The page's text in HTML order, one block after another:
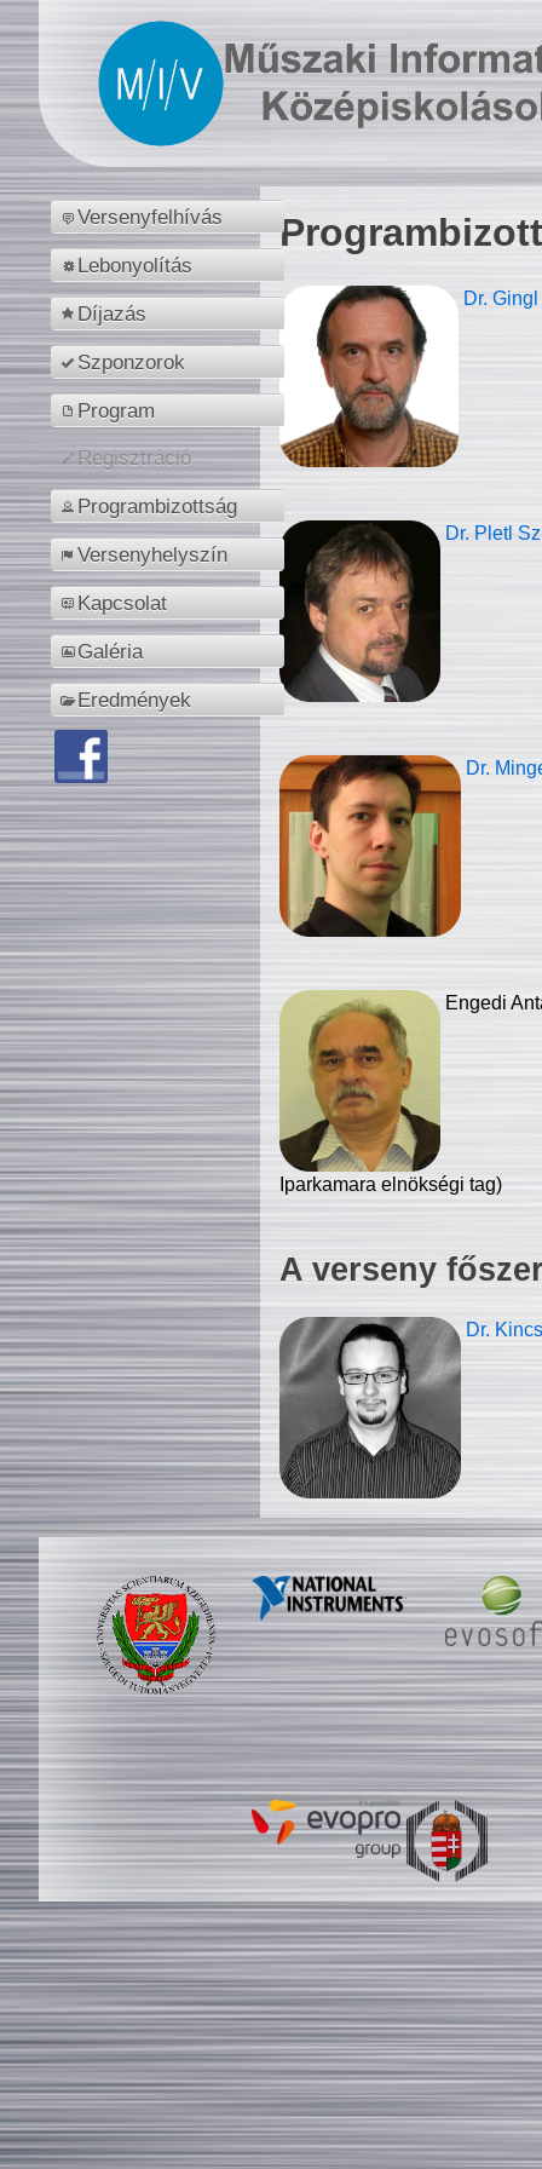
Versenyfelhívás
Lebonyolítás
Díjazás
Szponzorok
Program
Regisztráció
Programbizottság
Versenyhelyszín
Kapcsolat
Galéria
Eredmények
Dr.
Dr. Pletl
Dr.
Engedi
Iparkamara elnökségi tag)
A verseny
Dr.